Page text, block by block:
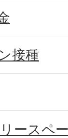
接種
ースペ